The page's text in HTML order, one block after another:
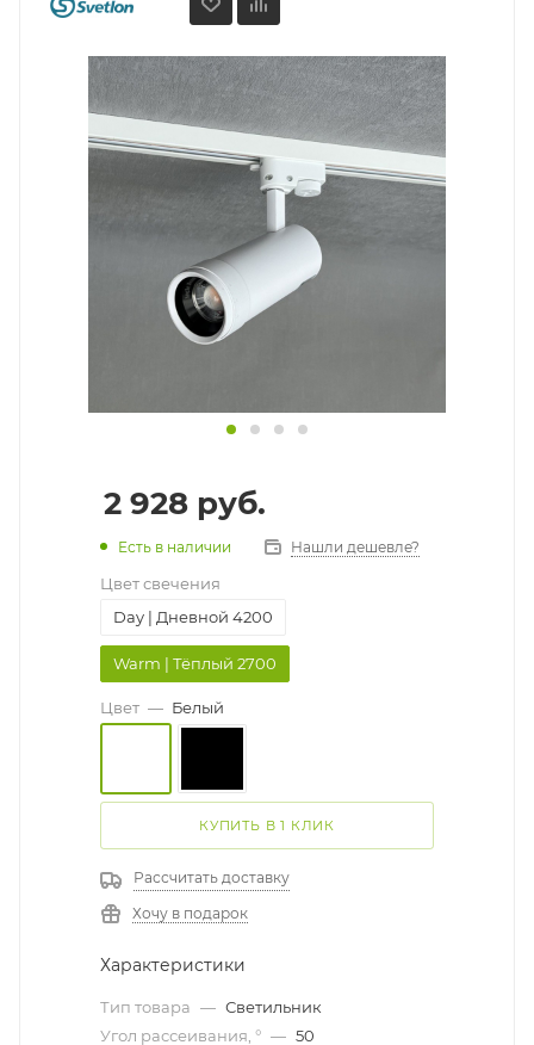
2 928 руб.
Есть в наличии Нашли дешевле?
Цвет свечения
Day | Дневной 4200
Warm | Тёплый 2700
Цвет — Белый
КУПИТЬ В 1 КЛИК
Рассчитать доставку
Хочу в подарок
Характеристики
Тип товара — Светильник
Угол рассеивания, ° — 50